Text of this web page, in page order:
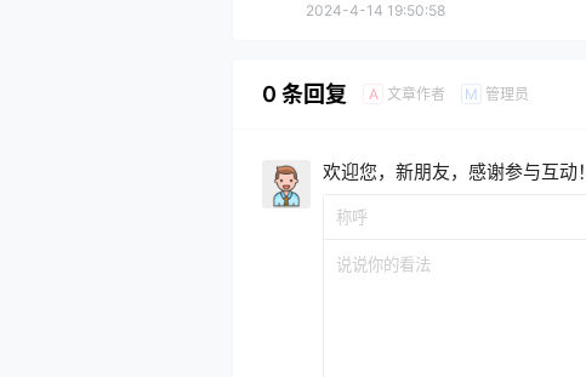
2024-4-14 19:50:58
0 条回复 A 文章作者 M 管理员
欢迎您，新朋友，感谢参与互动！